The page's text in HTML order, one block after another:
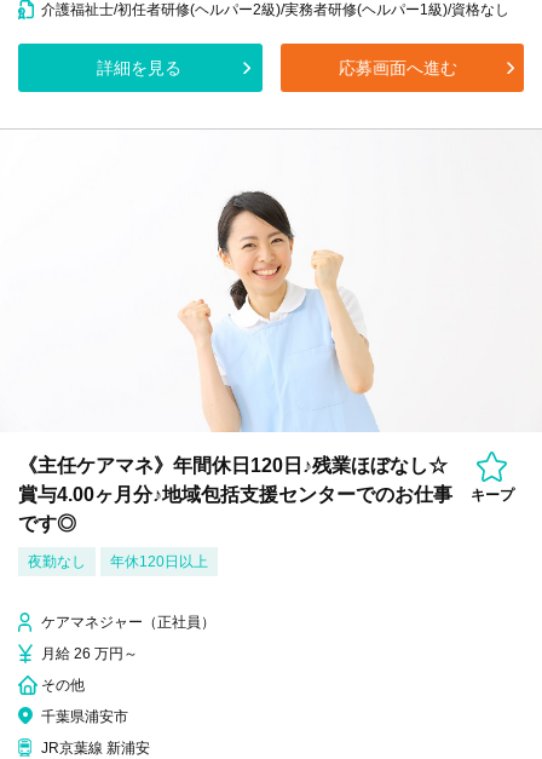
介護福祉士/初任者研修(ヘルパー2級)/実務者研修(ヘルパー1級)/資格なし
詳細を見る 応募画面へ進む
《主任ケアマネ》年間休日120日♪残業ほぼなし☆
賞与4.00ヶ月分♪地域包括支援センターでのお仕事
です◎
キープ
夜勤なし 年休120日以上
ケアマネジャー（正社員）
月給 26 万円～
その他
千葉県浦安市
JR京葉線 新浦安